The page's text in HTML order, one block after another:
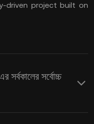
driven project built on
সর্বোচ্চ